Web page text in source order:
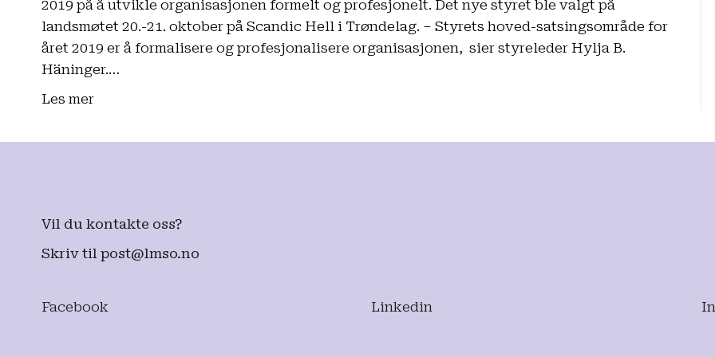
2019 på å utvikle organisasjonen formelt og profesjonelt. Det nye styret ble valgt på
landsmøtet 20.-21. oktober på Scandic Hell i Trøndelag. – Styrets hoved-satsingsområde for
året 2019 er å formalisere og profesjonalisere organisasjonen, sier styreleder Hylja B.
Häninger.…
Les mer
Vil du kontakte oss?
Skriv til post@lmso.no
Facebook Linkedin